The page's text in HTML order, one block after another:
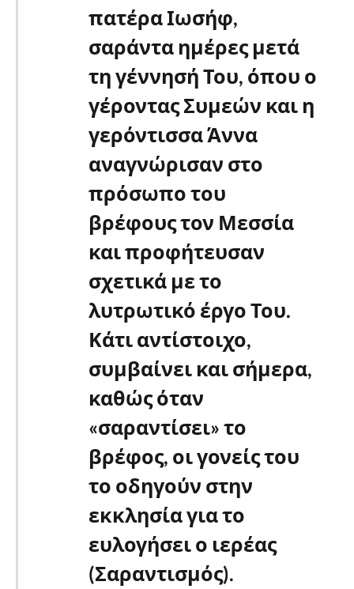
πατέρα Ιωσήφ,
σαράντα ημέρες μετά
τη γέννησή Του, όπου ο
γέροντας Συμεών και η
γερόντισσα Άννα
αναγνώρισαν στο
πρόσωπο του
βρέφους τον Μεσσία
και προφήτευσαν
σχετικά με το
λυτρωτικό έργο Του.
Κάτι αντίστοιχο,
συμβαίνει και σήμερα,
καθώς όταν
«σαραντίσει» το
βρέφος, οι γονείς του
το οδηγούν στην
εκκλησία για το
ευλογήσει ο ιερέας
(Σαραντισμός).